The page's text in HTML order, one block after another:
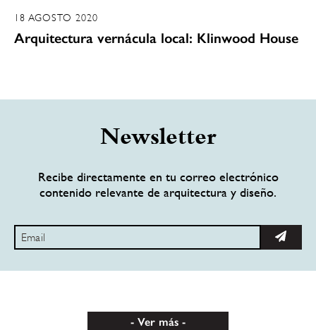
18 AGOSTO 2020
Arquitectura vernácula local: Klinwood House
Newsletter
Recibe directamente en tu correo electrónico
contenido relevante de arquitectura y diseño.
Ver más